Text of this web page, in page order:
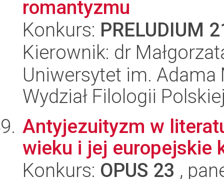
romantyzmu
Konkurs: PRELUDIUM
Kierownik: dr
Uniwersytet im.
Wydział Filologii
Antyjezuityzm w
wieku i jej europejskie
Konkurs: OPUS 23 ,